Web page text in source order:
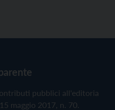
pubblici all'editoria
maggio 2017, n. 70.